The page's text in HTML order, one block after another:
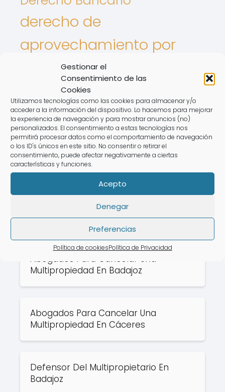
Gestionar el
Consentimiento de las
Cookies
Utilizamos tecnologías como las cookies para almacenar y/o
acceder a la información del dispositivo. Lo hacemos para mejorar
la experiencia de navegación y para mostrar anuncios (no)
personalizados. El consentimiento a estas tecnologías nos
permitirá procesar datos como el comportamiento de navegación
o los ID's únicos en este sitio. No consentir o retirar el
consentimiento, puede afectar negativamente a ciertas
características y funciones.
Acepto
Denegar
Preferencias
Política de cookiesPolítica de Privacidad
derecho de
aprovechamiento por
Derecho De Los Animales
Intereses De tarjetas
Nulidad de contrato
registro de la propiedad
Semana flotante
Rate this post
Puede que te interese:
Abogados Para Cancelar Una
Multipropiedad En Badajoz
Abogados Para Cancelar Una
Multipropiedad En Cáceres
Defensor Del Multipropietario En
Badajoz